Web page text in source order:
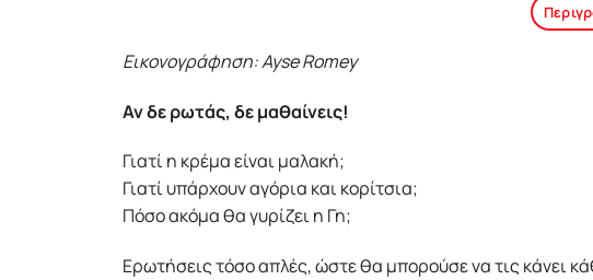
Εικονογράφηση: Ayse Romey
Αν δε ρωτάς, δε μαθαίνεις!
Γιατί η κρέμα είναι μαλακή;
Γιατί υπάρχουν αγόρια και κορίτσια;
Πόσο ακόμα θα γυρίζει η Γη;
Ερωτήσεις τόσο απλές, ώστε θα μπορούσε να τις κάνει